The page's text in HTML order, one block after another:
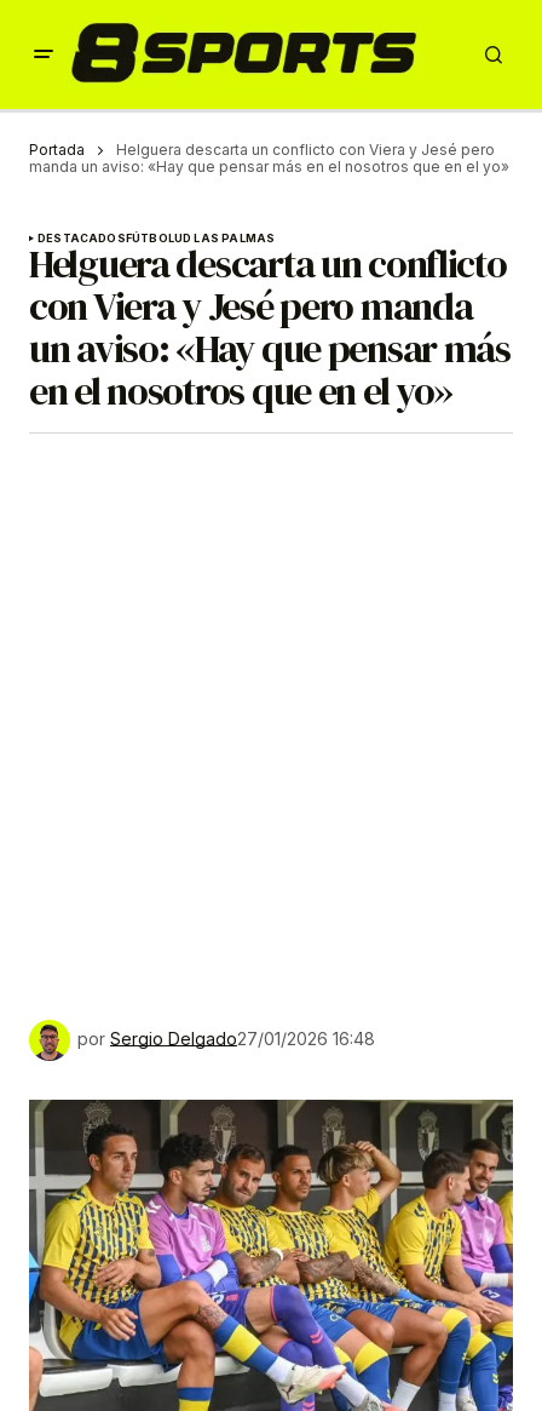
Portada
Helguera descarta un conflicto con Viera y Jesé pero
manda un aviso: «Hay que pensar más en el nosotros que en el yo»
DESTACADOSFÚTBOLUD LAS PALMAS
Helguera descarta un conflicto
con Viera y Jesé pero manda
un aviso: «Hay que pensar más
en el nosotros que en el yo»
por Sergio Delgado27/01/2026 16:48